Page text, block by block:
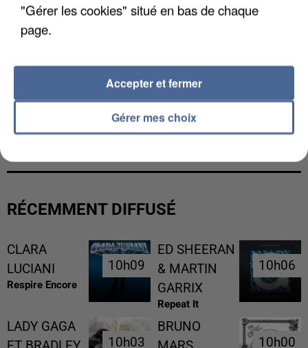
L’UN DES FONDATEURS SUPPOSÉS DE LA DZ
MAFIA INTERPELLÉ EN ALGÉRIE
RÉCEMMENT DIFFUSÉ
CLARA
LUCIANI
Respire Encore
10h09
10h09
ED SHEERAN
& MARTIN
GARRIX
Repeat It
10h06
10h06
LADY GAGA
10h03
10h03
BRUNO
10h00
10h00
"Gérer les cookies" situé en bas de chaque
page.
Gérer mes choix
Accepter et fermer